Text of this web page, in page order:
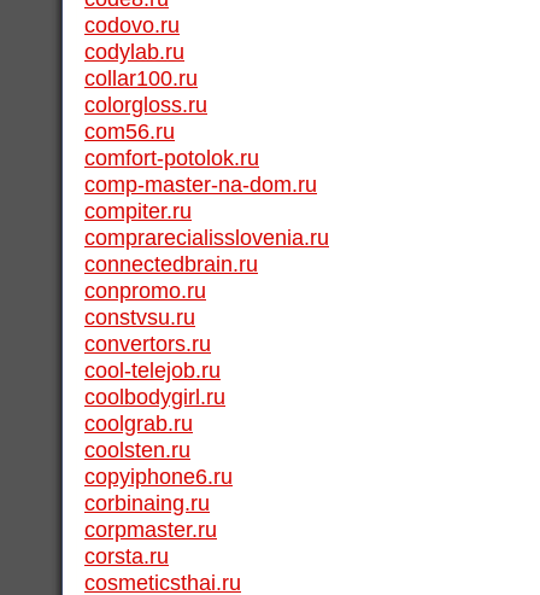
codovo.ru
codylab.ru
collar100.ru
colorgloss.ru
com56.ru
comfort-potolok.ru
comp-master-na-dom.ru
compiter.ru
comprarecialisslovenia.ru
connectedbrain.ru
conpromo.ru
constvsu.ru
convertors.ru
cool-telejob.ru
coolbodygirl.ru
coolgrab.ru
coolsten.ru
copyiphone6.ru
corbinaing.ru
corpmaster.ru
corsta.ru
cosmeticsthai.ru